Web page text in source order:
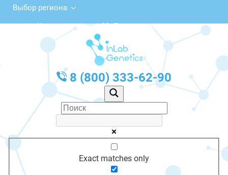
Выбор региона
Калининская ул., 22, Лесозаводск
с 10:00 до 20:00
График работы: Пн-Пт с 10:00 до 20:00
8 (800) 333-62-90
Exact matches only